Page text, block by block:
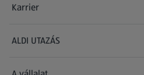
Karrier
(új oldalon nyílik meg)
ALDI UTAZÁS
(új oldalon nyílik meg)